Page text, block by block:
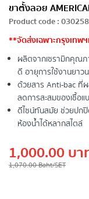
ขาตั้งลอย
Product code:
**จัดส่งเฉพาะกรุงเทพ
ผลิตจากเซรามิกคุณภ
ดี อายุการใช้งานยาว
ด้วยสาร Anti-bac ที่
ลดการสะสมของเชื้อแ
ดีไซน์ทันสมัย ช่วยปก
ห้องน้ำได้หลากสไตล์
1,000.00บา
1,070.00Baht/SET